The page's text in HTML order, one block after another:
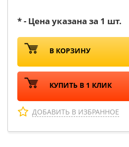
* - Цена указана за 1 шт.
В КОРЗИНУ
КУПИТЬ В 1 КЛИК
ДОБАВИТЬ В ИЗБРАННОЕ